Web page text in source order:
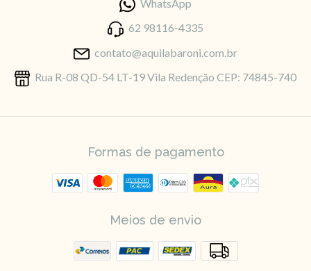
WhatsApp
62 98116-4335
contato@aquilabaroni.com.br
Rua R-08 QD-54 LT-19 Vila Redenção CEP: 74845-740
Formas de pagamento
Meios de envio